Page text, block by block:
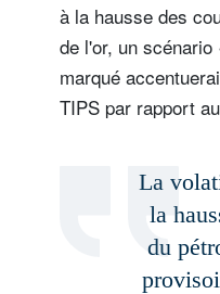
à la hausse des
de l'or, un
marqué
TIPS par rapport
La
la
du